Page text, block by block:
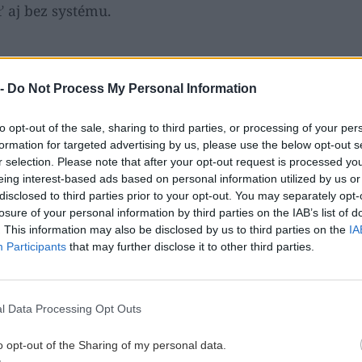
Do Not Process My Personal Information
opt-out of the sale, sharing to third parties, or processing of your
for targeted advertising by us, please use the below opt-out
selection. Please note that after your opt-out request is processed
interest-based ads based on personal information utilized by us
to third parties prior to your opt-out. You may separately
of your personal information by third parties on the IAB’s list of
This information may also be disclosed by us to third parties on the
Participants that may further disclose it to other third parties.
Data Processing Opt Outs
opt-out of the Sharing of my personal data.
bez systému.
( viac fotiek v galérii)
položiek zásadných pre skialpové využitie batohu
na lopatku a sondu
a doplnkový bočný vstup, oboje na zipsy